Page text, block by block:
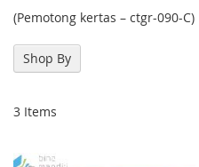
(Pemotong kertas – ctgr-090-C)
3 Items
Shop By